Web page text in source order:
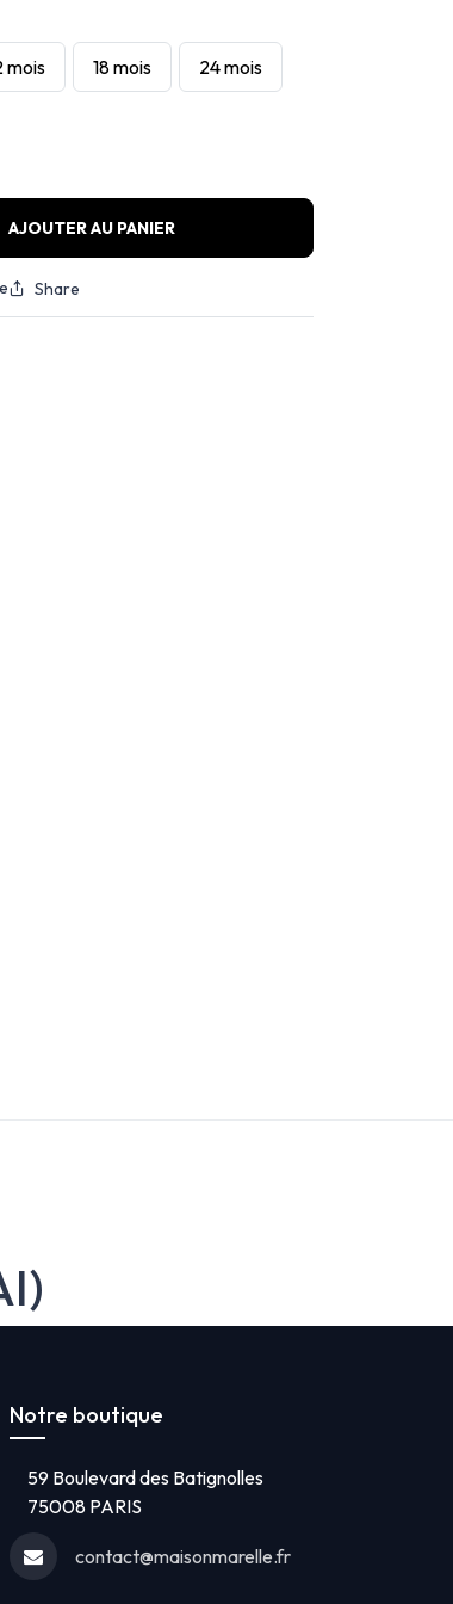
mois 18 mois 24 mois
AJOUTER AU PANIER
Share
Notre boutique
59 Boulevard des Batignolles
75008 PARIS
contact@maisonmarelle.fr